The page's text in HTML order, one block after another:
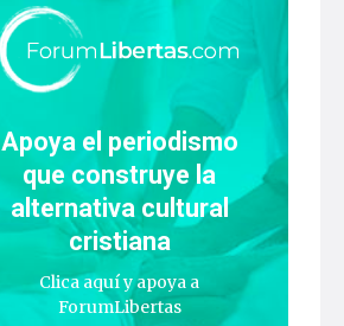
Apoya el periodismo
que construye la
alternativa cultural
cristiana
Clica aquí y apoya a
ForumLibertas